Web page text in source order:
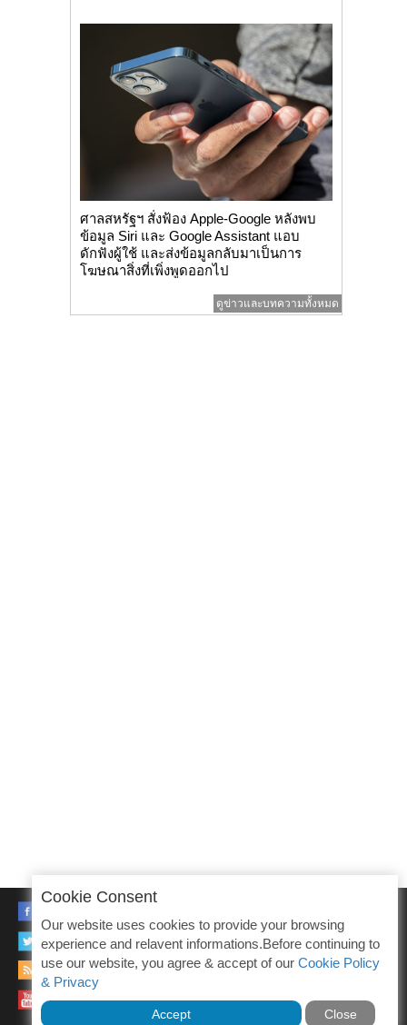
ศาลสหรัฐฯ สั่งฟ้อง Apple-Google หลังพบ
ข้อมูล Siri และ Google Assistant แอบ
ดักฟังผู้ใช้ และส่งข้อมูลกลับมาเป็นการ
โฆษณาสิ่งที่เพิ่งพูดออกไป
ดูข่าวและบทความทั้งหมด
TWITTER
RSS
YOUTUBE
Cookie Consent
Our website uses cookies to provide your browsing
experience and relavent informations.Before continuing to
use our website, you agree & accept of our Cookie Policy
& Privacy
Accept Close